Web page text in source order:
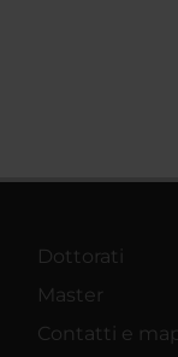
Dottorati
Master
Contatti e